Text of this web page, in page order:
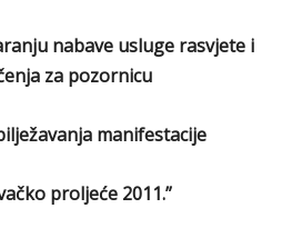
nabave usluge rasvjete i
za pozornicu
manifestacije
proljeće 2011.”